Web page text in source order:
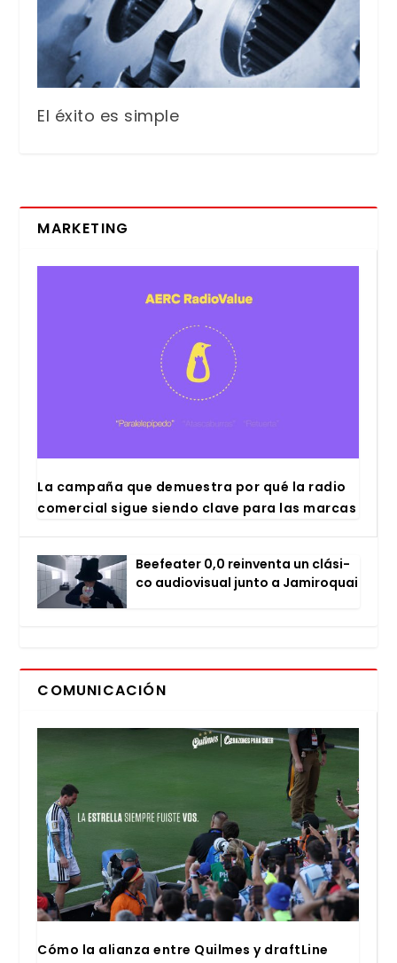
El éxito es simple
MARKETING
La cam­pa­ña que demues­tra por qué la radio
comer­cial sigue sien­do cla­ve para las mar­cas
Bee­fea­ter 0,0 rein­ven­ta un clá­si­
co audio­vi­sual jun­to a Jami­ro­quai
COMUNICACIÓN
Cómo la alian­za entre Quil­mes y draftLi­ne